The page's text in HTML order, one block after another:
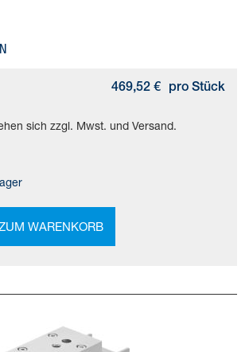
469,52 € pro Stück
sich zzgl. Mwst. und Versand.
WARENKORB